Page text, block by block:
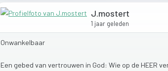
J.mostert
1 jaar geleden
Onwankelbaar
Een gebed van vertrouwen in God: Wie op de HEER